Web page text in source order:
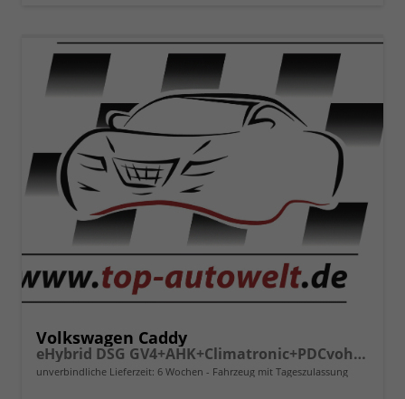
Volkswagen Caddy
eHybrid DSG GV4+AHK+Climatronic+PDCvohi+Cam+Regensens.+AppConnect
unverbindliche Lieferzeit: 6 Wochen Fahrzeug mit Tageszulassung